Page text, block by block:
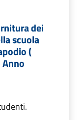
dei
scuola
(